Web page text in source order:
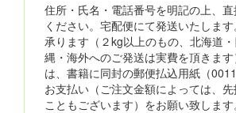
住所・氏名・電話番号を明記の上、
ください。宅配便にて発送いたしま
承ります（２kg以上のもの、北海道
縄・海外へのご発送は実費を頂きま
は、書籍に同封の郵便払込用紙（
お支払い（ご注文金額によっては、
こともございます）をお願い致します。